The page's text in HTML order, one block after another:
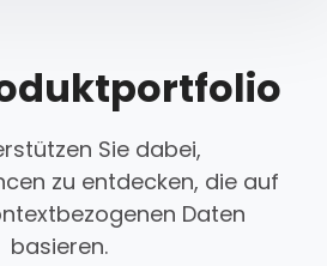
Sie dabei,
zu entdecken, die auf
Daten
basieren.